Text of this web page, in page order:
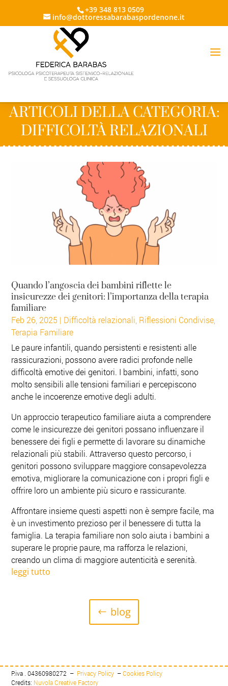
+39 348 813 0509
info@dottoressabarabaspordenone.it
ARTICOLI DELLA CATEGORIA:
DIFFICOLTÀ RELAZIONALI
Quando l’angoscia dei bambini riflette le
insicurezze dei genitori: l’importanza della terapia
familiare
Feb 26, 2025 | Difficoltà relazionali Riflessioni Condivise
Terapia Familiare
Le paure infantili, quando persistenti e resistenti alle
rassicurazioni, possono avere radici profonde nelle
difficoltà emotive dei genitori. I bambini, infatti, sono
molto sensibili alle tensioni familiari e percepiscono
anche le incoerenze emotive degli adulti.
Un approccio terapeutico familiare aiuta a comprendere
come le insicurezze dei genitori possano influenzare il
benessere dei figli e permette di lavorare su dinamiche
relazionali più stabili. Attraverso questo percorso, i
genitori possono sviluppare maggiore consapevolezza
emotiva, migliorare la comunicazione con i propri figli e
offrire loro un ambiente più sicuro e rassicurante.
Affrontare insieme questi aspetti non è sempre facile, ma
è un investimento prezioso per il benessere di tutta la
famiglia. La terapia familiare non solo aiuta i bambini a
superare le proprie paure, ma rafforza le relazioni,
creando un clima di maggiore autenticità e serenità.
leggi tutto
blog
P.iva . 04360980272 – Privacy Policy –Cookies Policy
Credits: Nuvola Creative Factory